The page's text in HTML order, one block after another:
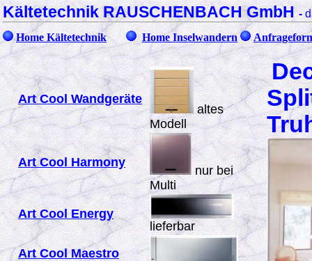
Kältetechnik RAUSCHENBACH GmbH-
Home Kältetechnik
Home Inselwandern
Art Cool Wandgeräte
altes
Modell
Art Cool Harmony
nur bei
Multi
Art Cool Energy
lieferbar
Art Cool Maestro